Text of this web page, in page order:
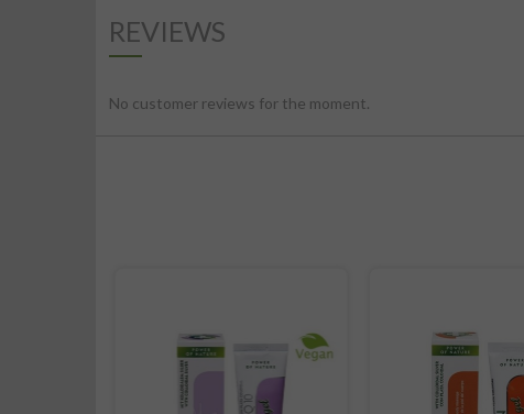
REVIEWS
No customer reviews for the moment.